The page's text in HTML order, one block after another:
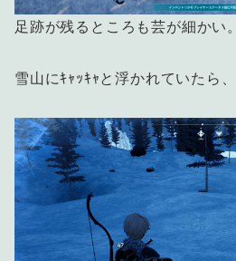
足跡が残るところも芸が細かい。
雪山にｷｬｯｷｬと浮かれていたら、